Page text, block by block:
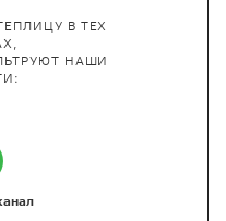
В ТЕХ
НАШИ